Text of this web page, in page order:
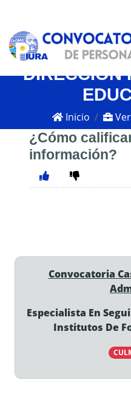
DIRECCIÓN
Inicio
¿Cómo
información?
Convocatoria
Especialista En
Institutos De